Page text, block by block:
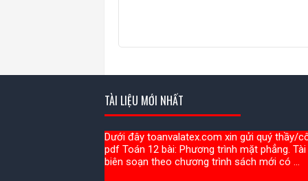
TÀI LIỆU MỚI NHẤT
Dưới đây toanvalatex.com xin gửi quý thầy/
pdf Toán 12 bài: Phương trình mặt phẳng. Tài
biên soạn theo chương trình sách mới có ...